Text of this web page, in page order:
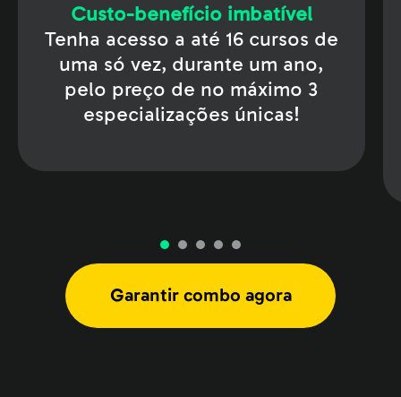
Custo-benefício imbatível
Tenha acesso a até 16 cursos de
uma só vez, durante um ano,
pelo preço de no máximo 3
especializações únicas!
Garantir combo agora